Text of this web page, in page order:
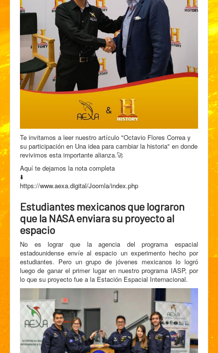
Te invitamos a leer nuestro artículo "Octavio Flores Correa y
su participación en Una idea para cambiar la historia" en donde
revivimos esta importante alianza.🚀
Aquí te dejamos la nota completa
⬇️
https://www.aexa.digital/Joomla/index.php
Estudiantes mexicanos que lograron
que la NASA enviara su proyecto al
espacio
No es lograr que la agencia del programa espacial
estadounidense envíe al espacio un experimento hecho por
estudiantes. Pero un grupo de jóvenes mexicanos lo logró
luego de ganar el primer lugar en nuestro programa IASP, por
lo que su proyecto fue a la Estación Espacial Internacional.